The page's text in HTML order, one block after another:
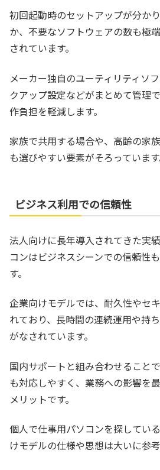
初回起動時のセットアップが分か
か、不要なソフトウェアの数も極
されています。
メーカー独自のユーティリティソ
クアップ設定などがまとめて管理
作負担を軽減します。
家族で共用する場合や、高齢の家
も選びやすい要素がそろっています
ビジネス利用での信頼性
法人向けに長年導入されてきた実
コンはビジネスシーンでの信頼性
す。
企業向けモデルでは、耐久性やセ
れており、長時間の連続運用や持
がなされています。
国内サポートと組み合わせること
も対応しやすく、業務への影響を
メリットです。
個人で仕事用パソコンを探してい
けモデルの仕様や思想は大いに参考